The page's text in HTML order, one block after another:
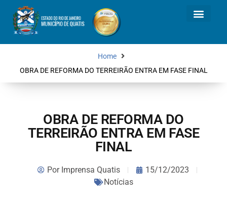
Home
OBRA DE REFORMA DO TERREIRÃO ENTRA EM FASE FINAL
OBRA DE REFORMA DO
TERREIRÃO ENTRA EM FASE
FINAL
PorImprensa Quatis
15/12/2023
Notícias